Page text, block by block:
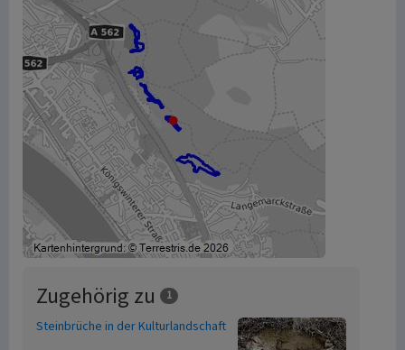
Zugehörig zu 1
Steinbrüche in der Kulturlandschaft